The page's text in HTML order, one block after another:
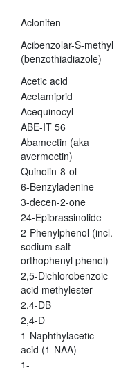
Aclonifen
Acibenzolar-S-methyl
(benzothiadiazole)
Acetic acid
Acetamiprid
Acequinocyl
ABE-IT 56
Abamectin (aka
avermectin)
Quinolin-8-ol
6-Benzyladenine
3-decen-2-one
24-Epibrassinolide
2-Phenylphenol (incl.
sodium salt
orthophenyl phenol)
2,5-Dichlorobenzoic
acid methylester
2,4-DB
2,4-D
1-Naphthylacetic
acid (1-NAA)
1-